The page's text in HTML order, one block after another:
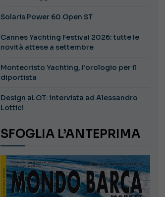
Solaris Power 60 Open ST
Cannes Yachting Festival 2026: tutte le
novità attese a settembre
Montecristo Yachting, l’orologio per il
diportista
Design aLOT: intervista ad Alessandro
Lottici
SFOGLIA L’ANTEPRIMA